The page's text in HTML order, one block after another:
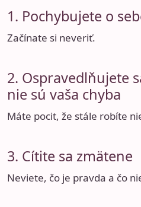
1. Pochybujete o
Začínate si neveriť.
2. Ospravedlňujete
nie sú vaša chyba
Máte pocit, že stále robíte
3. Cítite sa zmätene
Neviete, čo je pravda a čo